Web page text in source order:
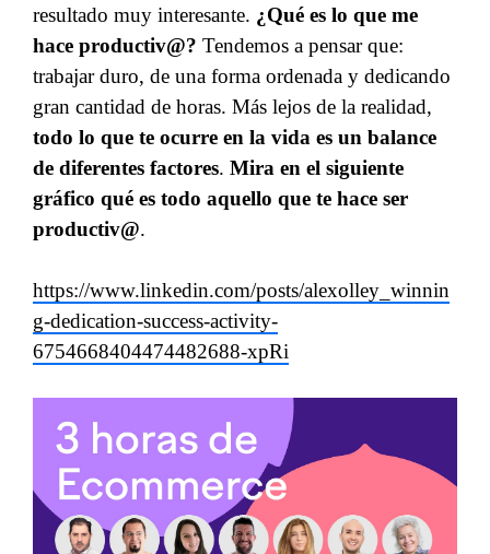
resultado muy interesante. ¿Qué es lo que me
hace productiv@? Tendemos a pensar que:
trabajar duro, de una forma ordenada y dedicando
gran cantidad de horas. Más lejos de la realidad,
todo lo que te ocurre en la vida es un balance
de diferentes factores. Mira en el siguiente
gráfico qué es todo aquello que te hace ser
productiv@.
https://www.linkedin.com/posts/alexolley_winnin
g-dedication-success-activity-
6754668404474482688-xpRi